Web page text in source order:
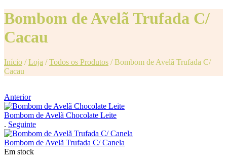
Bombom de Avelã Trufada C/
Cacau
Início /Loja /Todos os Produtos /Bombom de Avelã Trufada C/
Cacau
Anterior
Bombom de Avelã Chocolate Leite
. Seguinte
Bombom de Avelã Trufada C/ Canela
Em stock